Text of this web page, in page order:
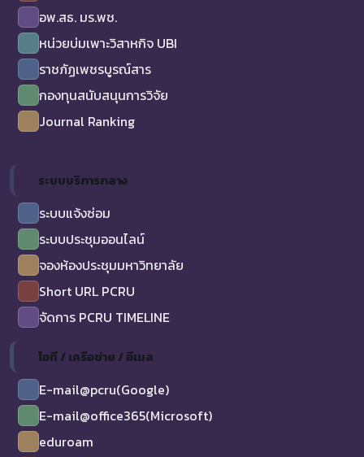
อพ.สธ. มร.พช.
หน่วยบ่มเพาะวิสาหกิจ UBI
ราชภัฏเพชรบูรณ์สาร
กองทุนสนับสนุนการวิจัย
Journal Ranking
ระบบบริการกลาง
ระบบแจ้งซ่อม
ระบบประชุมออนไลน์
จองห้องประชุมมหาวิทยาลัย
Short URL PCRU
จัดการ PCRU TIMELINE
ไอที / เครือข่าย / อีเมล
E-mail@pcru(Google)
E-mail@office365(Microsoft)
eduroam